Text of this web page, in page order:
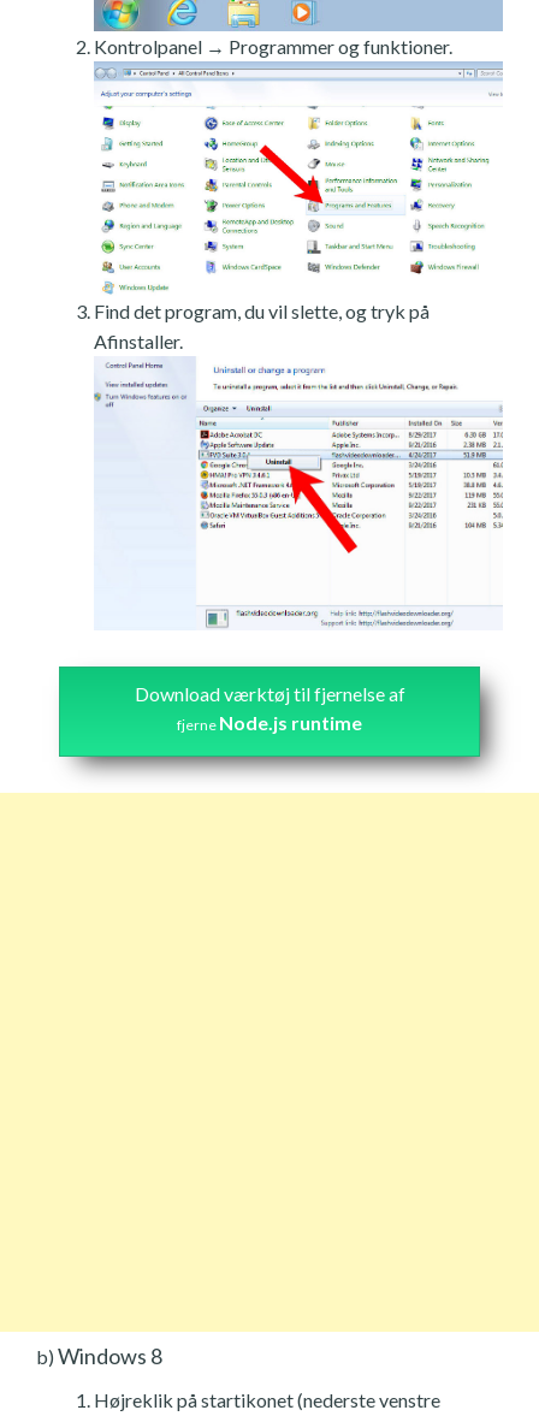
Kontrolpanel → Programmer og funktioner.
Find det program, du vil slette, og tryk på
Afinstaller.
Download værktøj til fjernelse af
fjerne Node.js runtime
b) Windows 8
Højreklik på startikonet (nederste venstre